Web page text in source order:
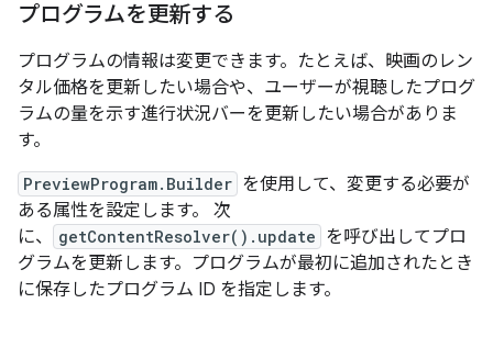
プログラムを更新する
プログラムの情報は変更できます。たとえば、映画のレン
タル価格を更新したい場合や、ユーザーが視聴したプログ
ラムの量を示す進行状況バーを更新したい場合がありま
す。
PreviewProgram.Builder を使用して、変更する必要が
ある属性を設定します。 次
に、
getContentResolver().update を呼び出してプロ
グラムを更新します。プログラムが最初に追加されたとき
に保存したプログラム ID を指定します。